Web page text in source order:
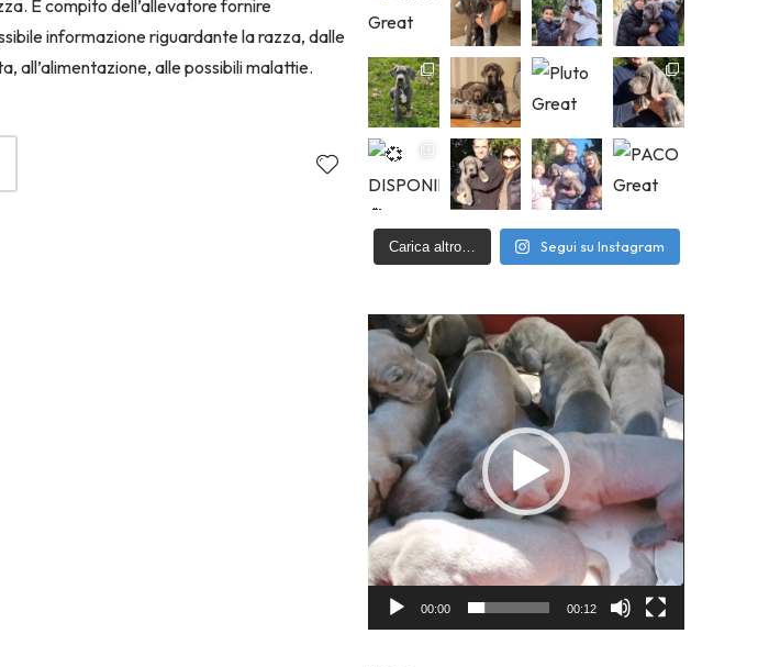
È compito dell’allevatore fornire
informazione riguardante la razza, dalle
all’alimentazione, alle possibili malattie.
Carica altro… Segui su Instagram
Video
Player
00:00 00:12